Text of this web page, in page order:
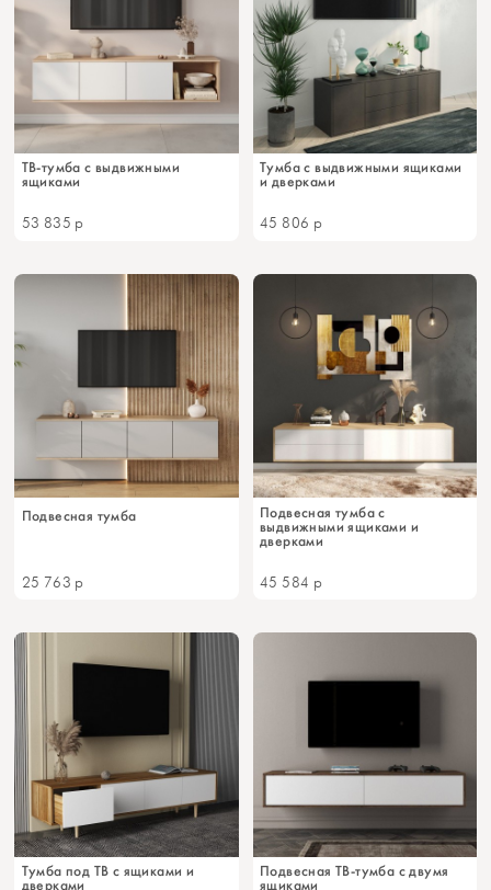
ТВ-тумба с выдвижными
ящиками
53 835 р
Тумба с выдвижными ящиками
и дверками
45 806 р
Подвесная тумба
25 763 р
Подвесная тумба с
выдвижными ящиками и
дверками
45 584 р
Тумба под ТВ с ящиками и
дверками
Подвесная ТВ-тумба с двумя
ящиками